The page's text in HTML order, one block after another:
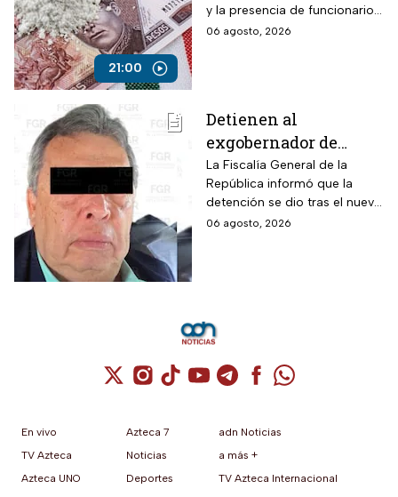
21:00
narcotráfico y detener
a funcionarios
y la presencia de funcionarios
corruptos en el narcotráfico
06 agosto, 2026
Detienen al
exgobernador de
Guerrero, Ángel
Aguirre, por el Caso
Ayotzinapa
La Fiscalía General de la
República informó que la
detención se dio tras el nuevo
modelo de investigación
06 agosto, 2026
Cuenta de X / Twitter (se abre en una
Cuenta de Instagram (se abre en una
Cuenta de TikTok (se abre en
Cuenta de YouTube (se abre
Cuenta de Telegram (se
Cuenta de
Cuenta de
En vivo
TV Azteca
Azteca UNO
Azteca 7
Noticias
Deportes
adn Noticias
a más +
TV Azteca Internacional